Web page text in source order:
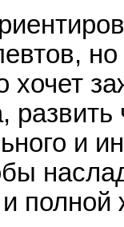
хочет
и
полной